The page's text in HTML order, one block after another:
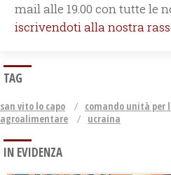
mail alle 19.00 con tutte le
iscrivendoti alla nostra
TAG
san vito lo capo
comando unità
agroalimentare
ucraina
IN EVIDENZA